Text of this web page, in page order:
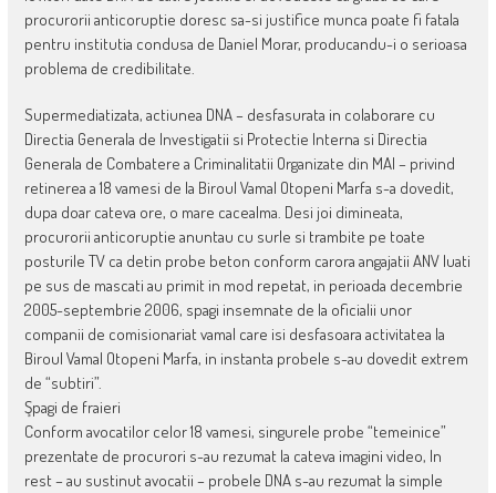
procurorii anticoruptie doresc sa-si justifice munca poate fi fatala
pentru institutia condusa de Daniel Morar, producandu-i o serioasa
problema de credibilitate.
Supermediatizata, actiunea DNA – desfasurata in colaborare cu
Directia Generala de Investigatii si Protectie Interna si Directia
Generala de Combatere a Criminalitatii Organizate din MAI – privind
retinerea a 18 vamesi de la Biroul Vamal Otopeni Marfa s-a dovedit,
dupa doar cateva ore, o mare cacealma. Desi joi dimineata,
procurorii anticoruptie anuntau cu surle si trambite pe toate
posturile TV ca detin probe beton conform carora angajatii ANV luati
pe sus de mascati au primit in mod repetat, in perioada decembrie
2005-septembrie 2006, spagi insemnate de la oficialii unor
companii de comisionariat vamal care isi desfasoara activitatea la
Biroul Vamal Otopeni Marfa, in instanta probele s-au dovedit extrem
de “subtiri”.
Şpagi de fraieri
Conform avocatilor celor 18 vamesi, singurele probe “temeinice”
prezentate de procurori s-au rezumat la cateva imagini video, In
rest – au sustinut avocatii – probele DNA s-au rezumat la simple